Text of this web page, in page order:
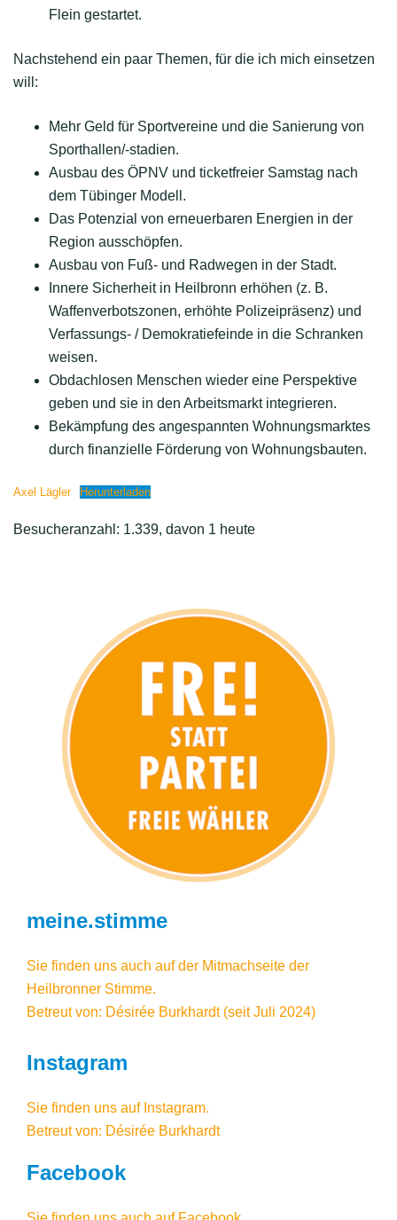
Flein gestartet.
Nachstehend ein paar Themen, für die ich mich einsetzen
will:
Mehr Geld für Sportvereine und die Sanierung von
Sporthallen/-stadien.
Ausbau des ÖPNV und ticketfreier Samstag nach
dem Tübinger Modell.
Das Potenzial von erneuerbaren Energien in der
Region ausschöpfen.
Ausbau von Fuß- und Radwegen in der Stadt.
Innere Sicherheit in Heilbronn erhöhen (z. B.
Waffenverbotszonen, erhöhte Polizeipräsenz) und
Verfassungs- / Demokratiefeinde in die Schranken
weisen.
Obdachlosen Menschen wieder eine Perspektive
geben und sie in den Arbeitsmarkt integrieren.
Bekämpfung des angespannten Wohnungsmarktes
durch finanzielle Förderung von Wohnungsbauten.
Axel Lägler Herunterladen
Besucheranzahl: 1.339, davon 1 heute
meine.stimme
Sie finden uns auch auf der Mitmachseite der
Heilbronner Stimme.
Betreut von: Désirée Burkhardt (seit Juli 2024)
Instagram
Sie finden uns auf Instagram.
Betreut von: Désirée Burkhardt
Facebook